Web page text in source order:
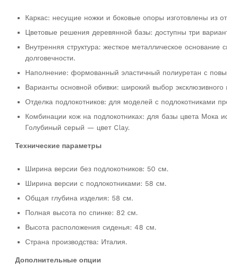
Каркас: несущие ножки и боковые опоры изготовлены из
Цветовые решения деревянной базы: доступны три
Внутренняя структура: жесткое металлическое
долговечности.
Наполнение: формованный эластичный полиуретан с
Варианты основной обивки: широкий выбор
Отделка подлокотников: для моделей с подлокотниками
Комбинации кож на подлокотниках: для базы цвета Мока
Голубиный серый — цвет Clay.
Технические параметры
Ширина версии без подлокотников: 50 см.
Ширина версии с подлокотниками: 58 см.
Общая глубина изделия: 58 см.
Полная высота по спинке: 82 см.
Высота расположения сиденья: 48 см.
Страна производства: Италия.
Дополнительные опции